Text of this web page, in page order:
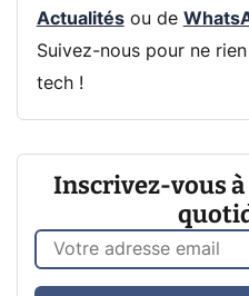
Actualitésou de
Suivez-nous pour ne
tech !
Inscrivez-vous